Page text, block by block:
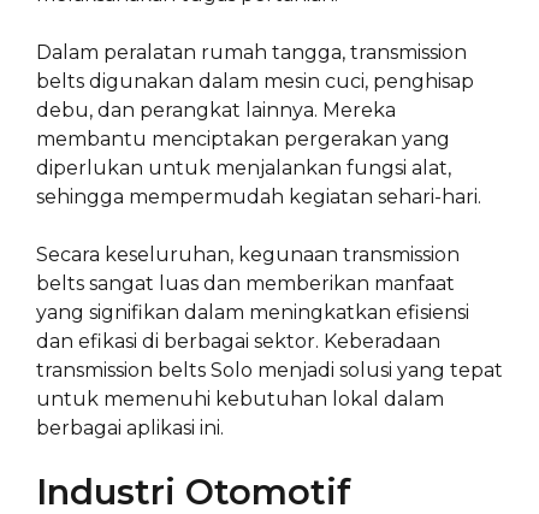
Dalam peralatan rumah tangga, transmission
belts digunakan dalam mesin cuci, penghisap
debu, dan perangkat lainnya. Mereka
membantu menciptakan pergerakan yang
diperlukan untuk menjalankan fungsi alat,
sehingga mempermudah kegiatan sehari-hari.
Secara keseluruhan, kegunaan transmission
belts sangat luas dan memberikan manfaat
yang signifikan dalam meningkatkan efisiensi
dan efikasi di berbagai sektor. Keberadaan
transmission belts Solo menjadi solusi yang tepat
untuk memenuhi kebutuhan lokal dalam
berbagai aplikasi ini.
Industri Otomotif